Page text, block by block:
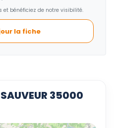
et bénéficiez de notre visibilité.
la fiche
SAUVEUR 35000